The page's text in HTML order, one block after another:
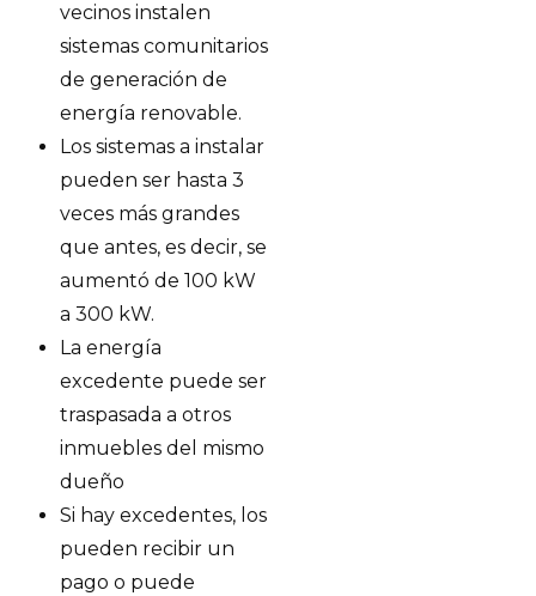
vecinos instalen
sistemas comunitarios
de generación de
energía renovable.
Los sistemas a instalar
pueden ser hasta 3
veces más grandes
que antes, es decir, se
aumentó de 100 kW
a 300 kW.
La energía
excedente puede ser
traspasada a otros
inmuebles del mismo
dueño
Si hay excedentes, los
pueden recibir un
pago o puede